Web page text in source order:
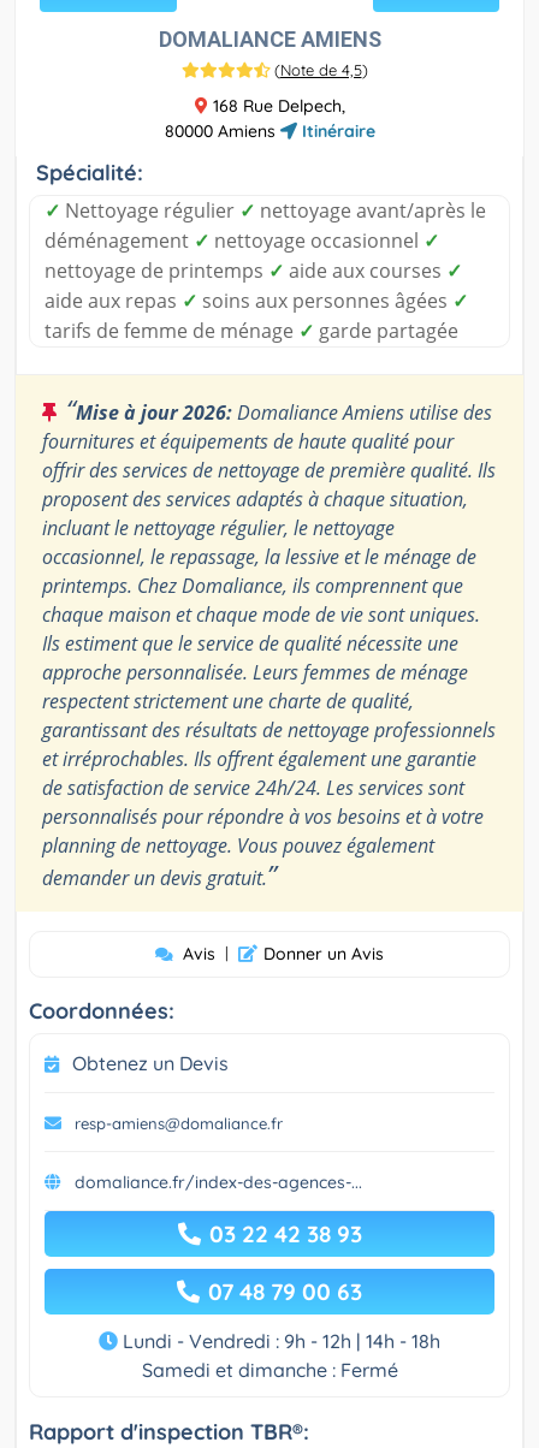
DOMALIANCE AMIENS
(Note de 4,5)
168 Rue Delpech,
80000 Amiens
Itinéraire
Spécialité:
✓ Nettoyage régulier ✓ nettoyage avant/après le
déménagement ✓ nettoyage occasionnel ✓
nettoyage de printemps ✓ aide aux courses ✓
aide aux repas ✓ soins aux personnes âgées ✓
tarifs de femme de ménage ✓ garde partagée
“Mise à jour 2026:Domaliance Amiens utilise des
fournitures et équipements de haute qualité pour
offrir des services de nettoyage de première qualité. Ils
proposent des services adaptés à chaque situation,
incluant le nettoyage régulier, le nettoyage
occasionnel, le repassage, la lessive et le ménage de
printemps. Chez Domaliance, ils comprennent que
chaque maison et chaque mode de vie sont uniques.
Ils estiment que le service de qualité nécessite une
approche personnalisée. Leurs femmes de ménage
respectent strictement une charte de qualité,
garantissant des résultats de nettoyage professionnels
et irréprochables. Ils offrent également une garantie
de satisfaction de service 24h/24. Les services sont
personnalisés pour répondre à vos besoins et à votre
planning de nettoyage. Vous pouvez également
demander un devis gratuit.”
Avis | Donner un Avis
Coordonnées:
Obtenez un Devis
resp-amiens@domaliance.fr
domaliance.fr/index-des-agences-...
03 22 42 38 93
07 48 79 00 63
Lundi - Vendredi : 9h - 12h | 14h - 18h
Samedi et dimanche : Fermé
Rapport d'inspection TBR®: